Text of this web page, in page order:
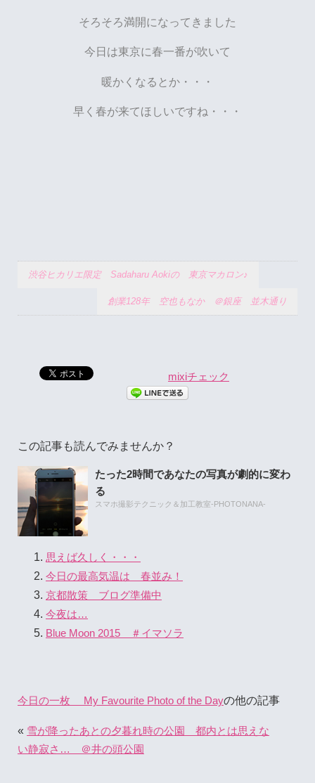
そろそろ満開になってきました
今日は東京に春一番が吹いて
暖かくなるとか・・・
早く春が来てほしいですね・・・
渋谷ヒカリエ限定 Sadaharu Aokiの 東京マカロン♪
創業128年 空也もなか ＠銀座 並木通り
mixiチェック
この記事も読んでみませんか？
たった2時間であなたの写真が劇的に変わ
る
スマホ撮影テクニック＆加工教室-PHOTONANA-
思えば久しく・・・
今日の最高気温は 春並み！
京都散策 ブログ準備中
今夜は…
Blue Moon 2015 ＃イマソラ
今日の一枚 My Favourite Photo of the Dayの他の記事
« 雪が降ったあとの夕暮れ時の公園 都内とは思えな
い静寂さ… ＠井の頭公園